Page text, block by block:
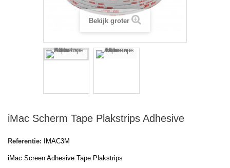
Bekijk groter
iMac Scherm Tape Plakstrips Adhesive
Referentie: IMAC3M
iMac Screen Adhesive Tape Plakstrips